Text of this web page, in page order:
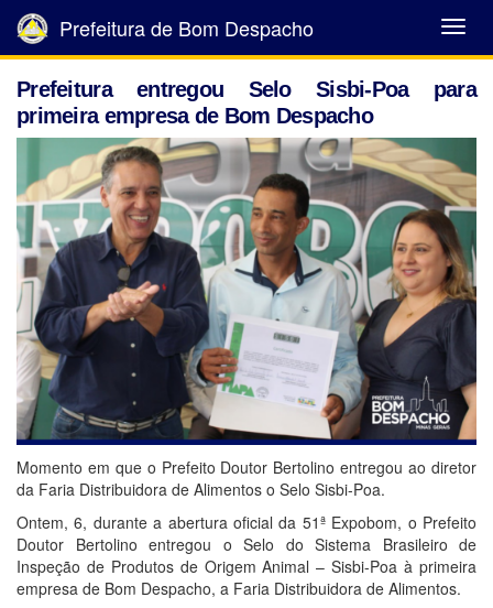
Abrir
Menu
Prefeitura de Bom Despacho
Prefeitura entregou Selo Sisbi-Poa para
primeira empresa de Bom Despacho
Momento em que o Prefeito Doutor Bertolino entregou ao diretor
da Faria Distribuidora de Alimentos o Selo Sisbi-Poa.
Ontem, 6, durante a abertura oficial da 51ª Expobom, o Prefeito
Doutor Bertolino entregou o Selo do Sistema Brasileiro de
Inspeção de Produtos de Origem Animal – Sisbi-Poa à primeira
empresa de Bom Despacho, a Faria Distribuidora de Alimentos.